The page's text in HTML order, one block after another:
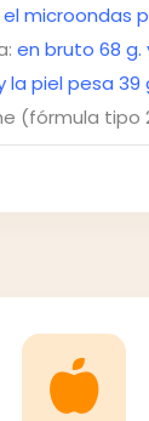
microondas
en bruto 68
piel pesa 39
(fórmula tipo